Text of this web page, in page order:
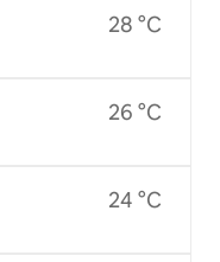
28 °C
26 °C
24 °C